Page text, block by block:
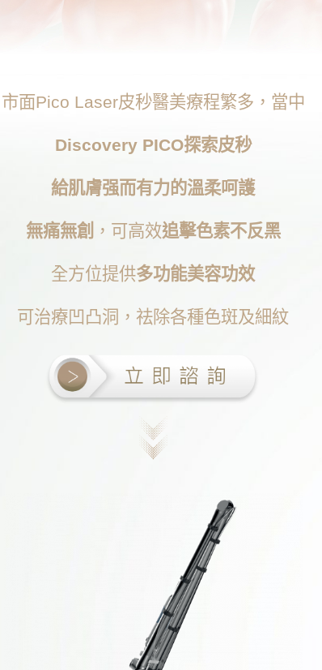
市面Pico Laser皮秒醫美療程繁多，當中
Discovery PICO探索皮秒
給肌膚强而有力的溫柔呵護
無痛無創 ，可高效追擊色素不反黑
全方位提供多功能美容功效
可治療凹凸洞，祛除各種色斑及細紋